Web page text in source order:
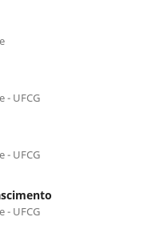
- UFCG
- UFCG
- UFCG